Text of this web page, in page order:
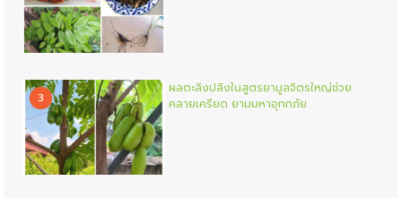
3
ผลตะลิงปลิงในสูตรยามูลจิตรใหญ่ช่วย
คลายเครียด ยามมหาอุทกภัย